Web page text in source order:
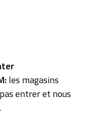
les magasins
entrer et nous